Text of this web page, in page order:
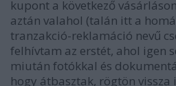
kupont a következő
aztán valahol (talán itt a
tranzakció-reklamáció nevű
felhívtam az erstét, ahol igen
miután fotókkal és
hogy átbasztak, rögtön vissza